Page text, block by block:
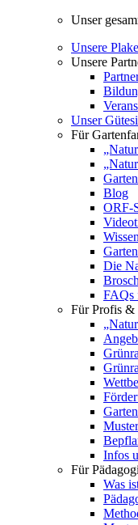
Unser
Unsere
Unsere
Unser
Für
Blog
ORF-
Die
FAQs
Für Profis &
Infos
Für
Was